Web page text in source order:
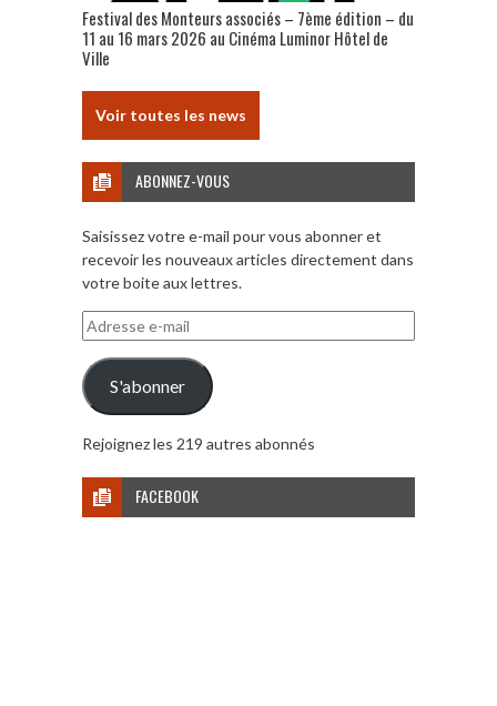
Festival des Monteurs associés – 7ème édition – du
11 au 16 mars 2026 au Cinéma Luminor Hôtel de
Ville
Voir toutes les news
ABONNEZ-VOUS
Saisissez votre e-mail pour vous abonner et
recevoir les nouveaux articles directement dans
votre boite aux lettres.
Adresse
e-
mail
S'abonner
Rejoignez les 219 autres abonnés
FACEBOOK